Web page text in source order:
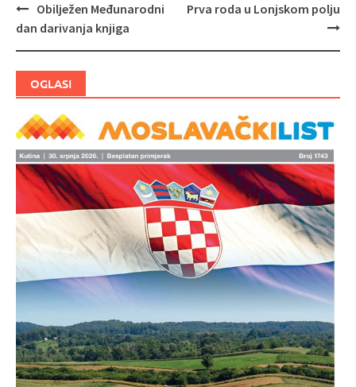
Navigacija
Obilježen Međunarodni
dan darivanja knjiga
Prva roda u Lonjskom polju
OGLASI